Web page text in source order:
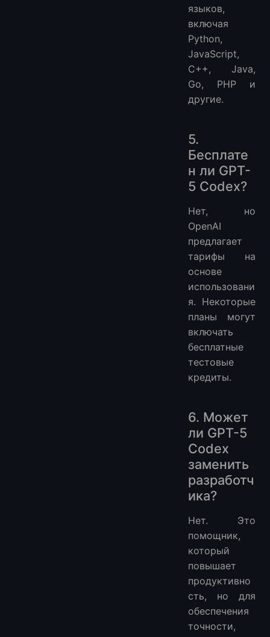
языков,
включая
Python,
JavaScript,
C++, Java,
Go, PHP и
другие.
5.
Бесплате
н ли GPT-
5 Codex?
Нет, но
OpenAI
предлагает
тарифы на
основе
использовани
я. Некоторые
планы могут
включать
бесплатные
тестовые
кредиты.
6. Может
ли GPT-5
Codex
заменить
разработч
ика?
Нет. Это
помощник,
который
повышает
продуктивно
сть, но для
обеспечения
точности,